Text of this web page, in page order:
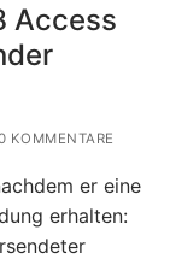
Access
KOMMENTARE
er eine
erhalten: